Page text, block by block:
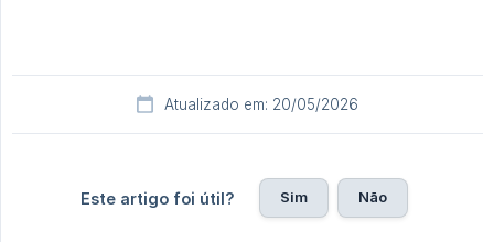
Atualizado em: 20/05/2026
Este artigo foi útil? Sim Não